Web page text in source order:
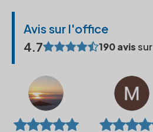
Avis sur l'office
4.7
190 avissur